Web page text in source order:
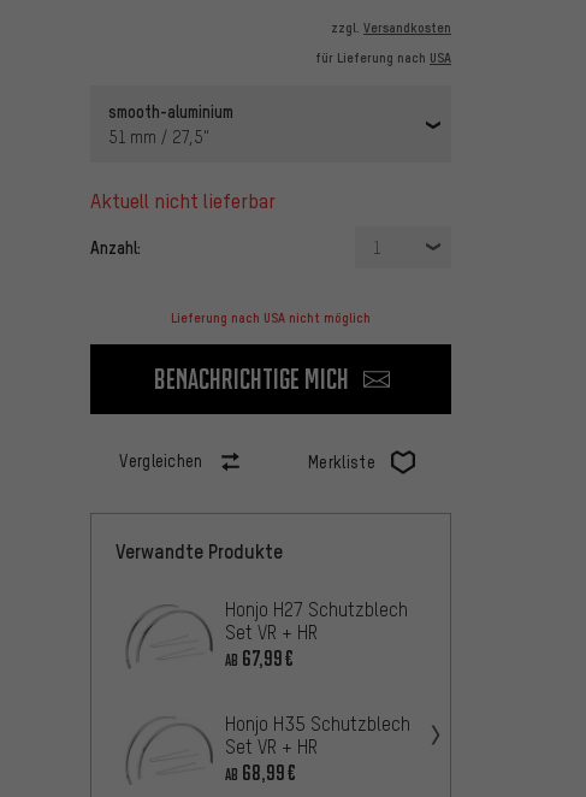
zzgl. Versandkosten
für Lieferung nach USA
smooth-aluminium
51 mm / 27,5"
aktuell nicht lieferbar
Anzahl: 1
Lieferung nach USA nicht möglich
Benachrichtige mich
Vergleichen Merkliste
Verwandte Produkte
Honjo H27 Schutzblech
Set VR + HR
AB 67,99€
Honjo H35 Schutzblech
Set VR + HR
AB 68,99€